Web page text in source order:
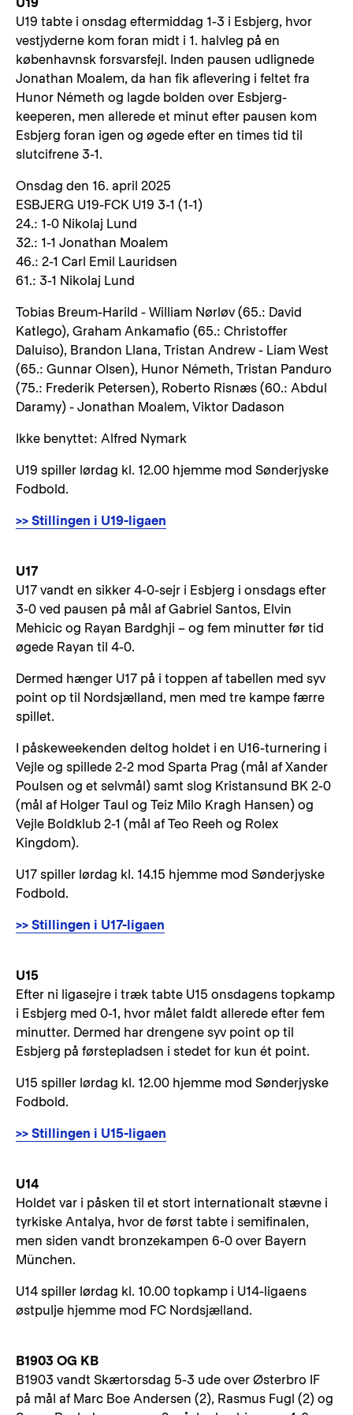
U19 tabte i onsdag eftermiddag 1-3 i Esbjerg, hvor
vestjyderne kom foran midt i 1. halvleg på en
københavnsk forsvarsfejl. Inden pausen udlignede
Jonathan Moalem, da han fik aflevering i feltet fra
Hunor Németh og lagde bolden over Esbjerg-
keeperen, men allerede et minut efter pausen kom
Esbjerg foran igen og øgede efter en times tid til
slutcifrene 3-1.
Onsdag den 16. april 2025
ESBJERG U19-FCK U19 3-1 (1-1)
24.: 1-0 Nikolaj Lund
32.: 1-1 Jonathan Moalem
46.: 2-1 Carl Emil Lauridsen
61.: 3-1 Nikolaj Lund
Tobias Breum-Harild - William Nørløv (65.: David
Katlego), Graham Ankamafio (65.: Christoffer
Daluiso), Brandon Llana, Tristan Andrew - Liam West
(65.: Gunnar Olsen), Hunor Németh, Tristan Panduro
(75.: Frederik Petersen), Roberto Risnæs (60.: Abdul
Daramy) - Jonathan Moalem, Viktor Dadason
Ikke benyttet: Alfred Nymark
U19 spiller lørdag kl. 12.00 hjemme mod Sønderjyske
Fodbold.
>> Stillingen i U19-ligaen
U17
U17 vandt en sikker 4-0-sejr i Esbjerg i onsdags efter
3-0 ved pausen på mål af Gabriel Santos, Elvin
Mehicic og Rayan Bardghji – og fem minutter før tid
øgede Rayan til 4-0.
Dermed hænger U17 på i toppen af tabellen med syv
point op til Nordsjælland, men med tre kampe færre
spillet.
I påskeweekenden deltog holdet i en U16-turnering i
Vejle og spillede 2-2 mod Sparta Prag (mål af Xander
Poulsen og et selvmål) samt slog Kristansund BK 2-0
(mål af Holger Taul og Teiz Milo Kragh Hansen) og
Vejle Boldklub 2-1 (mål af Teo Reeh og Rolex
Kingdom).
U17 spiller lørdag kl. 14.15 hjemme mod Sønderjyske
Fodbold.
>> Stillingen i U17-ligaen
U15
Efter ni ligasejre i træk tabte U15 onsdagens topkamp
i Esbjerg med 0-1, hvor målet faldt allerede efter fem
minutter. Dermed har drengene syv point op til
Esbjerg på førstepladsen i stedet for kun ét point.
U15 spiller lørdag kl. 12.00 hjemme mod Sønderjyske
Fodbold.
>> Stillingen i U15-ligaen
U14
Holdet var i påsken til et stort internationalt stævne i
tyrkiske Antalya, hvor de først tabte i semifinalen,
men siden vandt bronzekampen 6-0 over Bayern
München.
U14 spiller lørdag kl. 10.00 topkamp i U14-ligaens
østpulje hjemme mod FC Nordsjælland.
B1903 OG KB
B1903 vandt Skærtorsdag 5-3 ude over Østerbro IF
på mål af Marc Boe Andersen (2), Rasmus Fugl (2) og